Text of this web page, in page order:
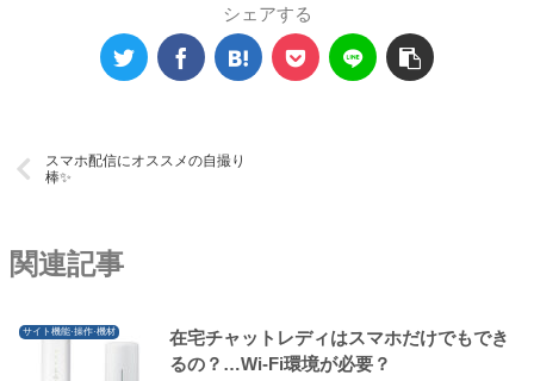
シェアする
スマホ配信にオススメの自撮り
棒✨
関連記事
サイト機能·操作·機材
在宅チャットレディはスマホだけでもでき
るの？…Wi-Fi環境が必要？